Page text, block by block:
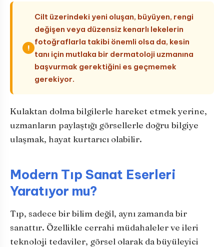
!
Cilt üzerindeki yeni oluşan, büyüyen, rengi
değişen veya düzensiz kenarlı lekelerin
fotoğraflarla takibi önemli olsa da, kesin
tanı için mutlaka bir dermatoloji uzmanına
başvurmak gerektiğini es geçmemek
gerekiyor.
Kulaktan dolma bilgilerle hareket etmek yerine,
uzmanların paylaştığı görsellerle doğru bilgiye
ulaşmak, hayat kurtarıcı olabilir.
Modern Tıp Sanat Eserleri
Yaratıyor mu?
Tıp, sadece bir bilim değil, aynı zamanda bir
sanattır. Özellikle cerrahi müdahaleler ve ileri
teknoloji tedaviler, görsel olarak da büyüleyici